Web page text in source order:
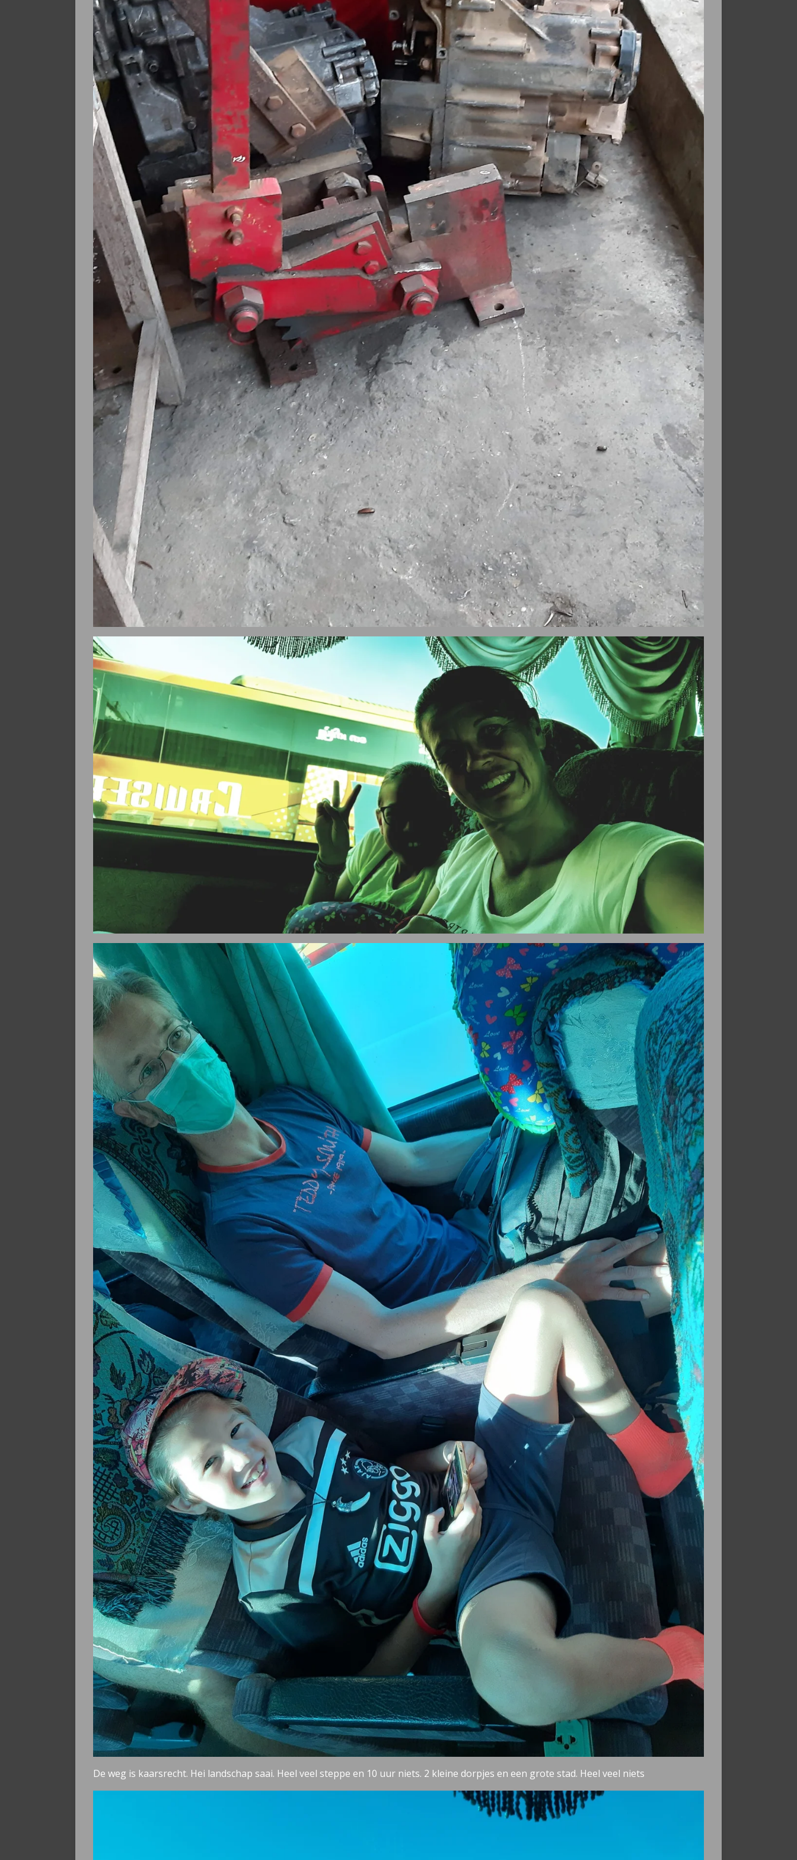
De weg is kaarsrecht. Hei landschap saai. Heel veel steppe en 10 uur niets. 2 kleine dorpjes en een grote stad. Heel veel niets